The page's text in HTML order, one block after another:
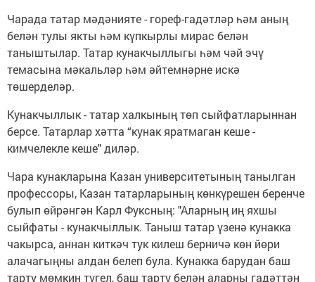
Чарада татар мәдәнияте - гореф-гадәтләр һәм аның
белән тулы якты һәм күпкырлы мирас белән
таныштылар. Татар кунакчыллыгы һәм чәй эчү
темасына мәкальләр һәм әйтемнәрне искә
төшерделәр.
Кунакчыллык - татар халкының төп сыйфатларыннан
берсе. Татарлар хәтта “кунак яратмаган кеше -
кимчелекле кеше" диләр.
Чара кунакларына Казан университетының танылган
профессоры, Казан татарларының көнкүрешен беренче
булып өйрәнгән Карл Фуксның: "Аларның иң яхшы
сыйфаты - кунакчыллык. Таныш татар үзенә кунакка
чакырса, аннан киткәч тук килеш берничә көн йөри
алачагыңны алдан белеп була. Кунакка барудан баш
тарту мөмкин түгел, баш тарту белән аларны гадәттән